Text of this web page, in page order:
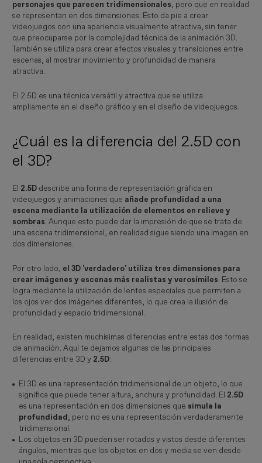
personajes que parecen tridimensionales, pero que en realidad
se representan en dos dimensiones. Esto da pie a crear
videojuegos con una apariencia visualmente atractiva, sin tener
que preocuparse por la complejidad técnica de la animación 3D.
También se utiliza para crear efectos visuales y transiciones entre
escenas, al mostrar movimiento y profundidad de manera
atractiva.
El 2.5D es una técnica versátil y atractiva que se utiliza
ampliamente en el diseño gráfico y en el diseño de videojuegos.
¿Cuál es la diferencia del 2.5D con
el 3D?
El 2.5D describe una forma de representación gráfica en
videojuegos y animaciones que añade profundidad a una
escena mediante la utilización de elementos en relieve y
sombras. Aunque esto puede dar la impresión de que se trata de
una escena tridimensional, en realidad sigue siendo una imagen en
dos dimensiones.
Por otro lado, el 3D 'verdadero' utiliza tres dimensiones para
crear imágenes y escenas más realistas y verosímiles. Esto se
logra mediante la utilización de lentes especiales que permiten a
los ojos ver dos imágenes diferentes, lo que crea la ilusión de
profundidad y espacio tridimensional.
En realidad, existen muchísimas diferencias entre estas dos formas
de animación. Aquí te dejamos algunas de las principales
diferencias entre 3D y 2.5D:
El 3D es una representación tridimensional de un objeto, lo que
significa que puede tener altura, anchura y profundidad. El 2.5D
es una representación en dos dimensiones que simula la
profundidad , pero no es una representación verdaderamente
tridimensional.
Los objetos en 3D pueden ser rotados y vistos desde diferentes
ángulos, mientras que los objetos en dos y media se ven desde